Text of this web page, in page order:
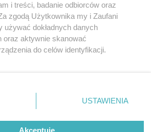
prywatności regulamin korzystania z portali
Skontakuj sięz nami
Kontakt
Wydawca
Redakcja
i treści, badanie odbiorców oraz
zgodą Użytkownika my i Zaufani
używać dokładnych danych
oraz aktywnie skanować
do celów identyfikacji.
przycisk ustawień prywatności
dolnym rogu strony
danych nie wymagają zgody
prawo sprzeciwić się takiemu
USTAWIENIA
Akceptuję